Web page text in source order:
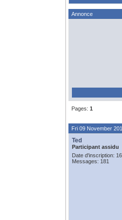
Annonce
Pages: 1
Fri 09 November
Ted
Participant assidu
Date d'inscription:
Messages: 181